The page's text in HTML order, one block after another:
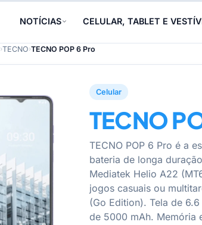
NOTÍCIAS CELULAR, TABLET E
›TECNO›TECNO POP 6 Pro
Celular
TECNO
TECNO POP 6 Pro é a
bateria de longa
Mediatek Helio A22
jogos casuais ou
(Go Edition). Tela de
de 5000 mAh. Memória